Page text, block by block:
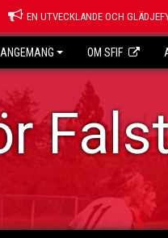
EN UTVECKLANDE OCH
OM SFIF